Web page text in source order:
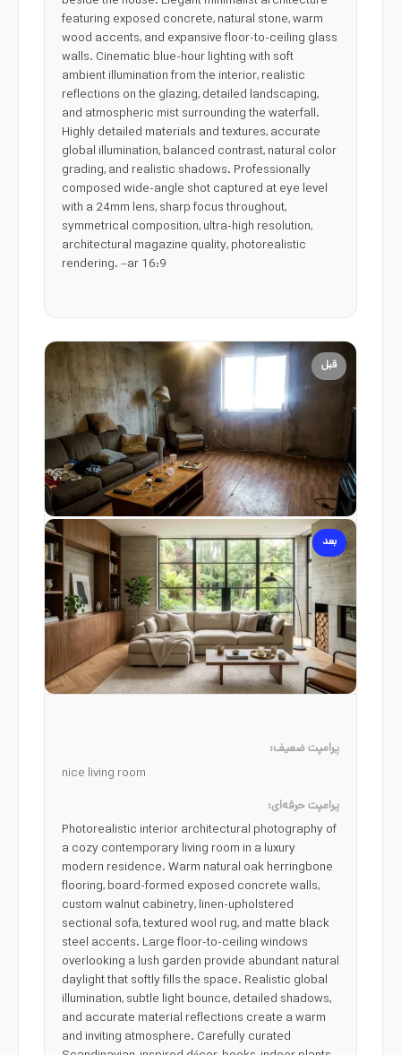
featuring exposed concrete, natural stone, warm
wood accents, and expansive floor-to-ceiling glass
walls. Cinematic blue-hour lighting with soft
ambient illumination from the interior, realistic
reflections on the glazing, detailed landscaping,
and atmospheric mist surrounding the waterfall.
Highly detailed materials and textures, accurate
global illumination, balanced contrast, natural color
grading, and realistic shadows. Professionally
composed wide-angle shot captured at eye level
with a 24mm lens, sharp focus throughout,
symmetrical composition, ultra-high resolution,
architectural magazine quality, photorealistic
rendering. –ar 16:9
قبل
بعد
پرامپت ضعیف:
nice living room
پرامپت حرفه‌ای:
Photorealistic interior architectural photography of
a cozy contemporary living room in a luxury
modern residence. Warm natural oak herringbone
flooring, board-formed exposed concrete walls,
custom walnut cabinetry, linen-upholstered
sectional sofa, textured wool rug, and matte black
steel accents. Large floor-to-ceiling windows
overlooking a lush garden provide abundant natural
daylight that softly fills the space. Realistic global
illumination, subtle light bounce, detailed shadows,
and accurate material reflections create a warm
and inviting atmosphere. Carefully curated